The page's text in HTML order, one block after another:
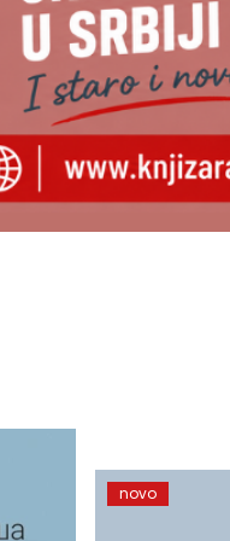
novo